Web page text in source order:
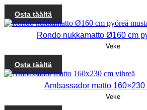
Osta täältä
Rondo nukkamatto Ø160 cm
Veke
Osta täältä
Ambassador matto 160×230
Veke